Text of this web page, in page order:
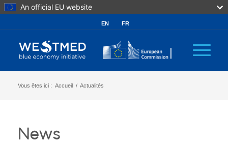
An official EU website
EN FR
Vous êtes ici : Accueil / Actualités
News